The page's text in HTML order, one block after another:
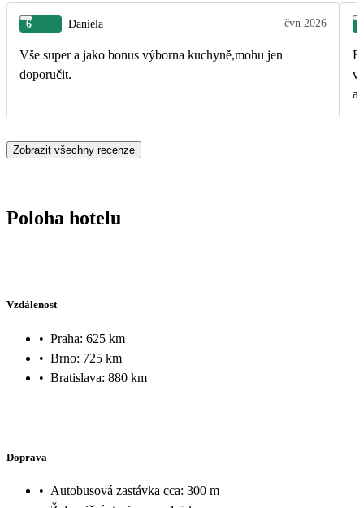
6 Daniela čvn 2026
Vše super a jako bonus výborna kuchyně,mohu jen
doporučit.
vrátíme.
Zobrazit všechny recenze
Poloha hotelu
Vzdálenost
• Praha: 625 km
• Brno: 725 km
• Bratislava: 880 km
Doprava
• Autobusová zastávka cca: 300 m